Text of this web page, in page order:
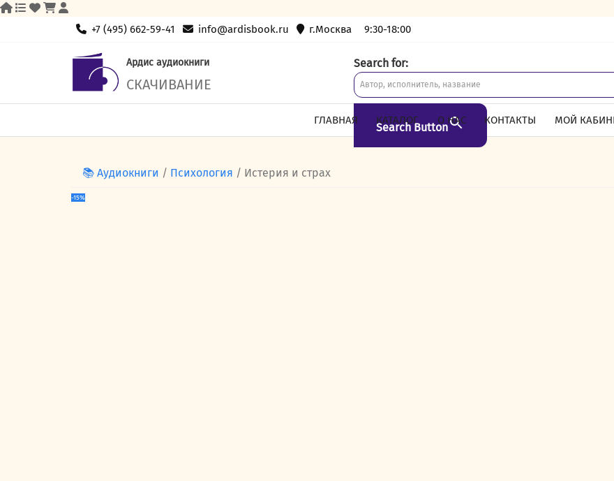
+7 (495) 662-59-41 info@ardisbook.ru г.Москва 9:30-18:00
Ардис аудиокниги
СКАЧИВАНИЕ
Search for:
Search Button
ГЛАВНАЯ КАТАЛОГ О НАС КОНТАКТЫ МОЙ
📚 Аудиокниги / Психология / Истерия и страх
-15%